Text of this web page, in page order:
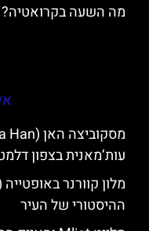
מה השעה בקרואטיה?
עות’מאנית בצפון
ההיסטורי של העיר